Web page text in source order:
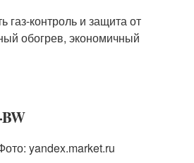
газ-контроль и защита от
обогрев, экономичный
yandex.market.ru